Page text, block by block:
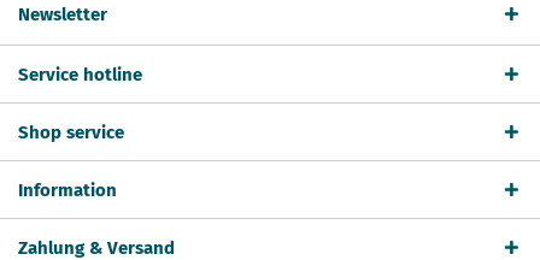
Newsletter
Service hotline
Shop service
Information
Zahlung & Versand